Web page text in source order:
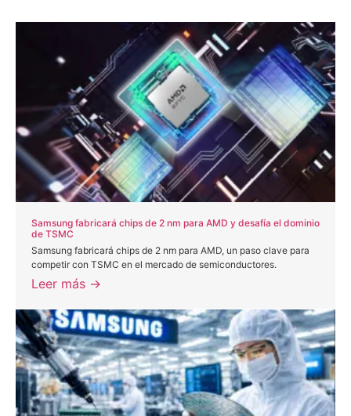
Samsung fabricará chips de 2 nm para AMD y desafía el dominio
de TSMC
Samsung fabricará chips de 2 nm para AMD, un paso clave para
competir con TSMC en el mercado de semiconductores.
Leer más →